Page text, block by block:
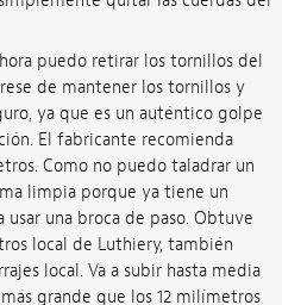
puedo retirar los tornillos del
de mantener los tornillos y
ya que es un auténtico golpe
El fabricante recomienda
Como no puedo taladrar un
limpia porque ya tiene un
una broca de paso. Obtuve
local de Luthiery, también
local. Va a subir hasta media
grande que los 12 milímetros